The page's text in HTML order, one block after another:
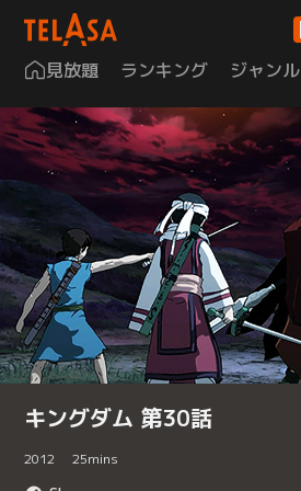
見放題 ランキング ジャンル
キングダム 第30話
2012 25mins